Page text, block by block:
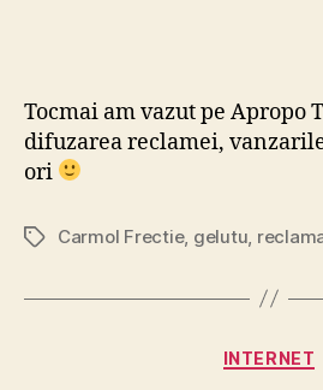
Tocmai am vazut pe Apropo
difuzarea reclamei,
ori
TagsCarmol Frectie, gelutu
INTERNET